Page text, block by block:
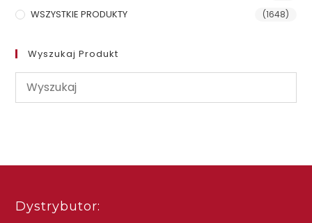
WSZYSTKIE PRODUKTY (1648)
Wyszukaj Produkt
Dystrybutor: